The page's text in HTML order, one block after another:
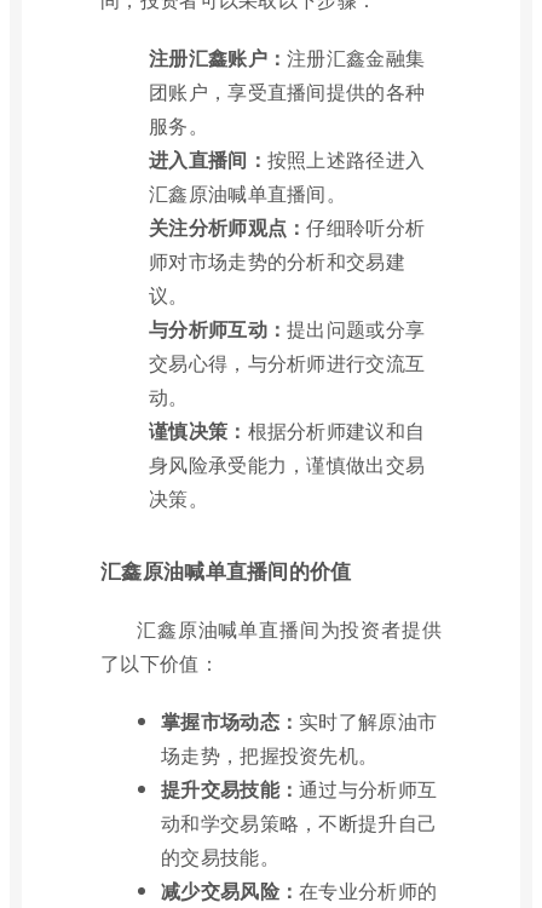
注册汇鑫账户：注册汇鑫金融集
团账户，享受直播间提供的各种
服务。
进入直播间： 按照上述路径进入
汇鑫原油喊单直播间。
关注分析师观点：仔细聆听分析
师对市场走势的分析和交易建
议。
与分析师互动：提出问题或分享
交易心得，与分析师进行交流互
动。
谨慎决策： 根据分析师建议和自
身风险承受能力，谨慎做出交易
决策。
汇鑫原油喊单直播间的价值
汇鑫原油喊单直播间为投资者提供
了以下价值：
掌握市场动态： 实时了解原油市
场走势，把握投资先机。
提升交易技能：通过与分析师互
动和学交易策略，不断提升自己
的交易技能。
减少交易风险：在专业分析师的